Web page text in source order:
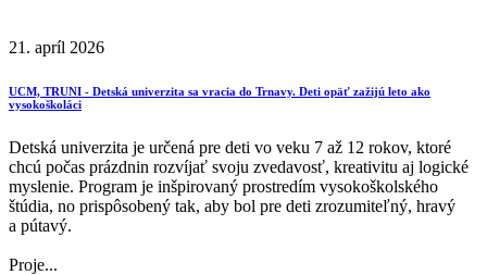
21. apríl 2026
UCM, TRUNI - Detská univerzita sa vracia do Trnavy. Deti opäť zažijú leto ako
vysokoškoláci
Detská univerzita je určená pre deti vo veku 7 až 12 rokov, ktoré
chcú počas prázdnin rozvíjať svoju zvedavosť, kreativitu aj logické
myslenie. Program je inšpirovaný prostredím vysokoškolského
štúdia, no prispôsobený tak, aby bol pre deti zrozumiteľný, hravý
a pútavý.
Proje...